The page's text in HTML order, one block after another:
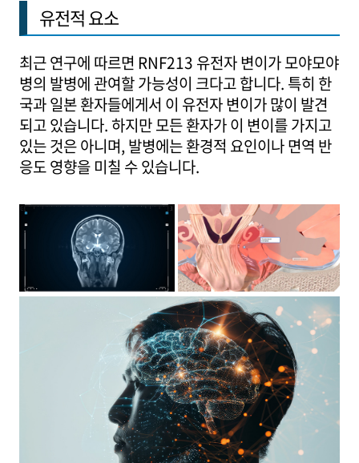
유전적 요소
최근 연구에 따르면 RNF213 유전자 변이가 모야모야
병의 발병에 관여할 가능성이 크다고 합니다. 특히 한
국과 일본 환자들에게서 이 유전자 변이가 많이 발견
되고 있습니다. 하지만 모든 환자가 이 변이를 가지고
있는 것은 아니며, 발병에는 환경적 요인이나 면역 반
응도 영향을 미칠 수 있습니다.